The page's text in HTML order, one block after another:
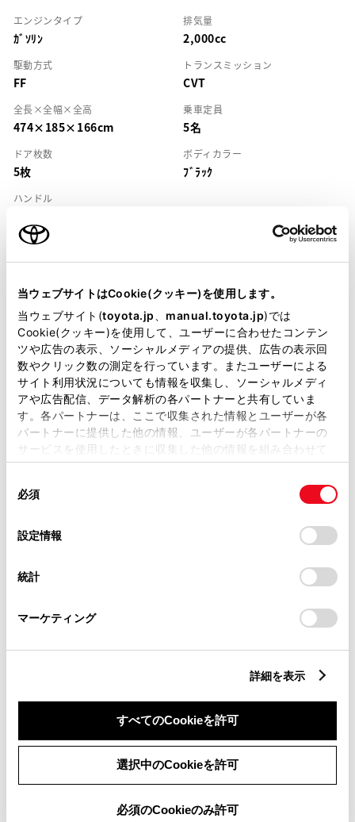
当ウェブサイトはCookie(クッキー)を使用します。
当ウェブサイト(toyota.jp manual.toyota.jp)では
Cookie(クッキー)を使用して、ユーザーに合わせたコンテン
ツや広告の表示、ソーシャルメディアの提供、広告の表示回
数やクリック数の測定を行っています。またユーザーによる
サイト利用状況についても情報を収集し、ソーシャルメディ
アや広告配信、データ解析の各パートナーと共有していま
す。各パートナーは、ここで収集された情報とユーザーが各
パートナーに提供した他の情報、ユーザーが各パートナーの
サービスを使用したときに収集した他の情報を組み合わせて
使用することがあります。当ウェブサイトの使用を続行する
デバイスにすべてのCookie(クッキー)が保存されることに同
意したことになります。Cookie(クッキー)のオプトアウト、
設定の変更、同意を撤回したりするにあたっては、当社の
「Cookie（クッキー）情報の取り扱いについて
」をご覧くだ
必須
設定情報
統計
マーケティング
詳細を表示
すべてのCookieを許可
選択中のCookieを許可
必須のCookieのみ許可
エンジンタイプ
ｶﾞｿﾘﾝ
排気量
2,000cc
駆動方式
FF
トランスミッション
CVT
全長×全幅×全高
474×185×166cm
乗車定員
5名
ドア枚数
5枚
ボディカラー
ﾌﾞﾗｯｸ
ハンドル
装備・仕様
装備説明/用語解説
基本装備
パワーウィンドウ
キーレス